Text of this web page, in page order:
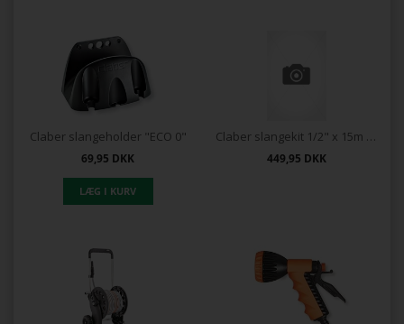
Claber slangeholder "ECO 0"
69,95 DKK
Claber slangekit 1/2" x 15m "KIT TUBO"
449,95 DKK